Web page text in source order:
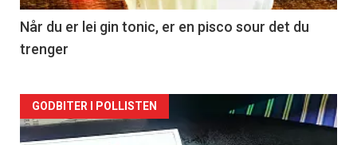
2
Når du er lei gin tonic, er en pisco sour det du
trenger
Forsiden
GODBITER I POLLISTEN